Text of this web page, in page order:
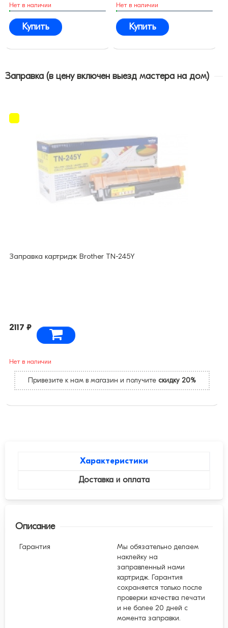
Нет в наличии
Купить
Нет в наличии
Купить
Заправка (в цену включен выезд мастера на дом)
Заправка картридж Brother TN-245Y
2117 ₽
Нет в наличии
Привезите к нам в магазин и получите скидку 20%
Характеристики
Доставка и оплата
Описание
Гарантия
Мы обязательно делаем
наклейку на
заправленный нами
картридж. Гарантия
сохраняется только после
проверки качества печати
и не более 20 дней с
момента заправки.